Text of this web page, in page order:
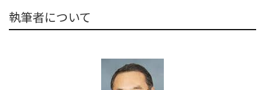
執筆者について